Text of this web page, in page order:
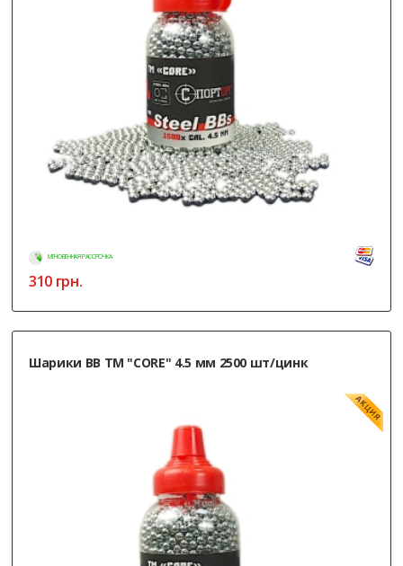
МГНОВЕННАЯ РАССРОЧКА
310грн.
Шарики ВВ ТМ "CORE" 4.5 мм 2500 шт/цинк